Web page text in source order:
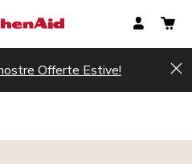
Offerte Estive!